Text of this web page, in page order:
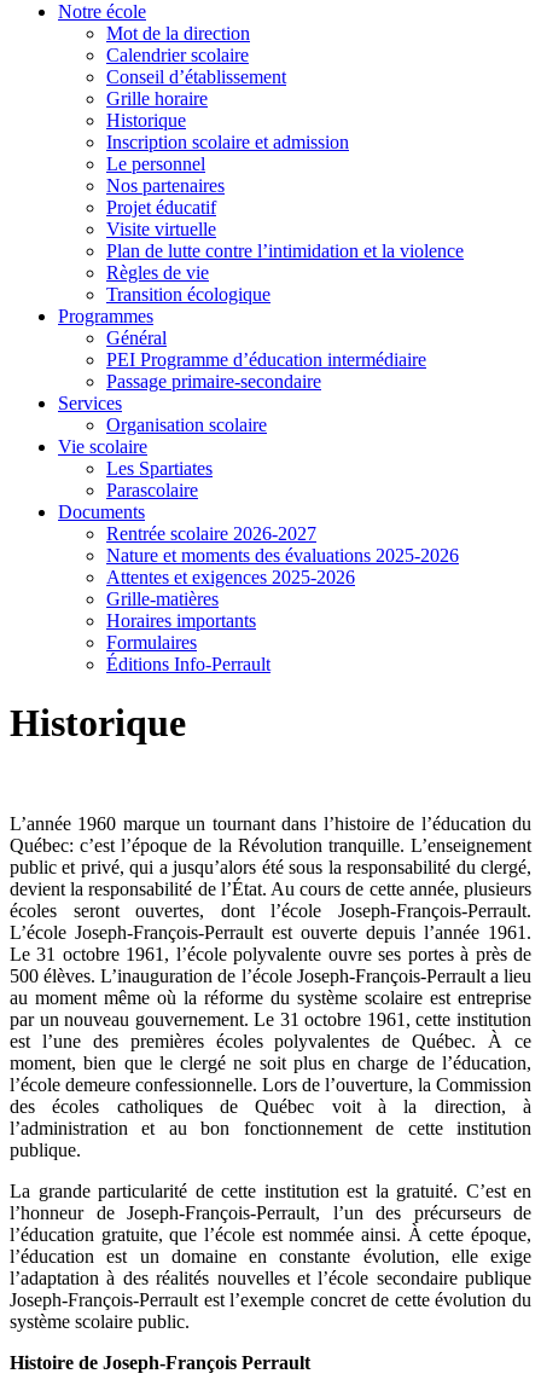
Notre école
Mot de la direction
Calendrier scolaire
Conseil d’établissement
Grille horaire
Historique
Inscription scolaire et admission
Le personnel
Nos partenaires
Projet éducatif
Visite virtuelle
Plan de lutte contre l’intimidation et la violence
Règles de vie
Transition écologique
Programmes
Général
PEI Programme d’éducation intermédiaire
Passage primaire-secondaire
Services
Organisation scolaire
Vie scolaire
Les Spartiates
Parascolaire
Documents
Rentrée scolaire 2026-2027
Nature et moments des évaluations 2025-2026
Attentes et exigences 2025-2026
Grille-matières
Horaires importants
Formulaires
Éditions Info-Perrault
Historique
L’année 1960 marque un tournant dans l’histoire de l’éducation du
Québec: c’est l’époque de la Révolution tranquille. L’enseignement
public et privé, qui a jusqu’alors été sous la responsabilité du clergé,
devient la responsabilité de l’État. Au cours de cette année, plusieurs
écoles seront ouvertes, dont l’école Joseph-François-Perrault.
L’école Joseph-François-Perrault est ouverte depuis l’année 1961.
Le 31 octobre 1961, l’école polyvalente ouvre ses portes à près de
500 élèves. L’inauguration de l’école Joseph-François-Perrault a lieu
au moment même où la réforme du système scolaire est entreprise
par un nouveau gouvernement. Le 31 octobre 1961, cette institution
est l’une des premières écoles polyvalentes de Québec. À ce
moment, bien que le clergé ne soit plus en charge de l’éducation,
l’école demeure confessionnelle. Lors de l’ouverture, la Commission
des écoles catholiques de Québec voit à la direction, à
l’administration et au bon fonctionnement de cette institution
publique.
La grande particularité de cette institution est la gratuité. C’est en
l’honneur de Joseph-François-Perrault, l’un des précurseurs de
l’éducation gratuite, que l’école est nommée ainsi. À cette époque,
l’éducation est un domaine en constante évolution, elle exige
l’adaptation à des réalités nouvelles et l’école secondaire publique
Joseph-François-Perrault est l’exemple concret de cette évolution du
système scolaire public.
Histoire de Joseph-François Perrault